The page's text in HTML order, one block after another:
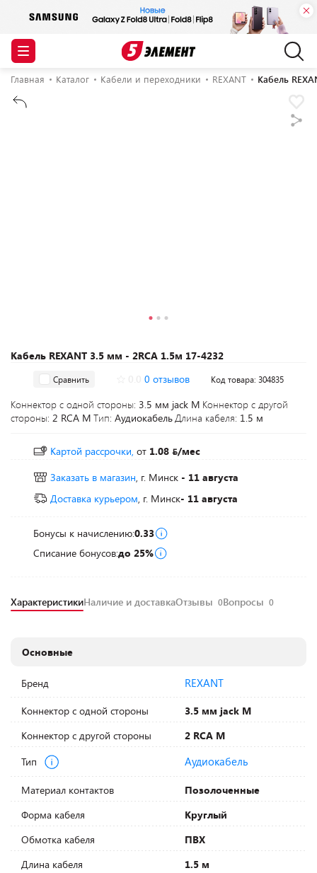
Главная Каталог Кабели и переходники REXANT Кабель
Кабель REXANT 3.5 мм - 2RCA 1.5м 17-4232
Сравнить 0 отзывов Код товара: 304835
Коннектор с одной стороны: 3.5 мм jack M Коннектор с другой
стороны: 2 RCA M Тип: АудиокабельДлина кабеля: 1.5 м
Картой рассрочки, от 1.08
/мес
Заказать в магазин, г. Минск - 11 августа
Доставка курьером, г. Минск- 11 августа
Бонусы к начислению:0.33
Списание бонусов:до 25%
ХарактеристикиНаличие и доставкаОтзывы 0Вопросы 0
Основные
Бренд REXANT
Коннектор с одной стороны
3.5 мм jack M
Коннектор с другой стороны
2 RCA M
Тип
Аудиокабель
Материал контактов
Позолоченные
Форма кабеля
Круглый
Обмотка кабеля
ПВХ
Длина кабеля
1.5 м